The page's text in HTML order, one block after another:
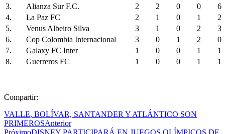
3.
Alianza Sur F.C. 2 2 0 0
6
4.
La Paz FC 2 1 0 1
2
5.
Venus Albeiro Silva 3 1 0 2
3
6.
Cop Colombia Internacional 3 0 1 2
0
7.
Galaxy FC Inter 1 0 0 1
1
8.
Guerreros FC 1 0 0 1 1
Compartir:
VALLE, BOLÍVAR, SANTANDER Y ATLÁNTICO SON
PRIMEROSAnterior
PróximoDISNEY PARTICIPARÁ EN JUEGOS OLÍMPICOS DE